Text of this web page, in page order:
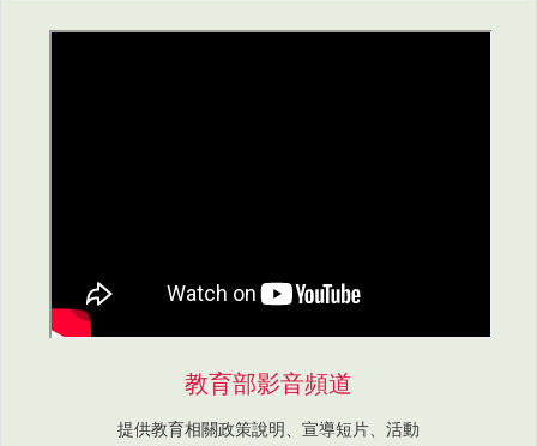
教育部影音頻道
提供教育相關政策說明、宣導短片、活動